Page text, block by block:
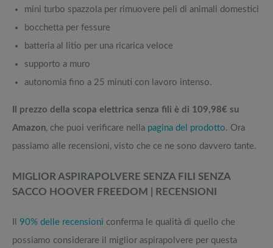
mini turbo spazzola per rimuovere peli di animali domestici
bocchetta per fessure
batteria al litio per una ricarica veloce
supporto a muro
autonomia fino a 25 minuti con lavoro intenso.
Il prezzo della scopa elettrica senza fili è di 109,98€ su
Amazon, che puoi verificare nella pagina del prodotto. Ora
passiamo alle recensioni, visto che ce ne sono davvero tante.
MIGLIOR ASPIRAPOLVERE SENZA FILI SENZA
SACCO HOOVER FREEDOM | RECENSIONI
90% delle recensioni conferma le qualità di quello che
possiamo considerare il miglior aspirapolvere per questa